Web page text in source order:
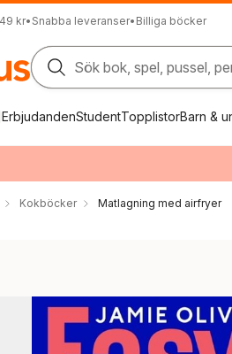
kr• Snabba leveranser• Billiga böcker
Sök bok, spel, pussel,
ErbjudandenStudentTopplistorBarn &
Kokböcker Matlagning med airfryer